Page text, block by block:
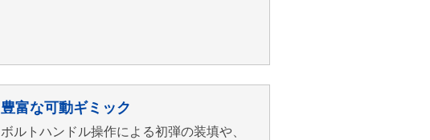
豊富な可動ギミック
ボルトハンドル操作による初弾の装填や、